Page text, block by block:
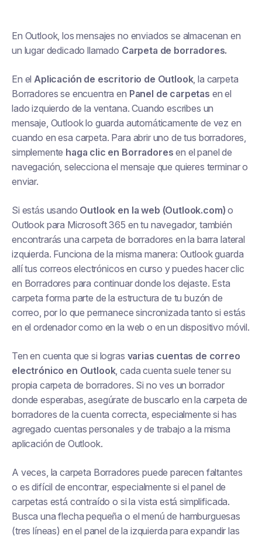
En Outlook, los mensajes no enviados se almacenan en
un lugar dedicado llamado Carpeta de borradores.
En elAplicación de escritorio de Outlook, la carpeta
Borradores se encuentra en Panel de carpetas en el
lado izquierdo de la ventana. Cuando escribes un
mensaje, Outlook lo guarda automáticamente de vez en
cuando en esa carpeta. Para abrir uno de tus borradores,
simplemente haga clic en Borradores en el panel de
navegación, selecciona el mensaje que quieres terminar o
enviar.
Si estás usando Outlook en la web (Outlook.com) o
Outlook para Microsoft 365 en tu navegador, también
encontrarás una carpeta de borradores en la barra lateral
izquierda. Funciona de la misma manera: Outlook guarda
allí tus correos electrónicos en curso y puedes hacer clic
en Borradores para continuar donde los dejaste. Esta
carpeta forma parte de la estructura de tu buzón de
correo, por lo que permanece sincronizada tanto si estás
en el ordenador como en la web o en un dispositivo móvil.
Ten en cuenta que si logras varias cuentas de correo
electrónico en Outlook, cada cuenta suele tener su
propia carpeta de borradores. Si no ves un borrador
donde esperabas, asegúrate de buscarlo en la carpeta de
borradores de la cuenta correcta, especialmente si has
agregado cuentas personales y de trabajo a la misma
aplicación de Outlook.
A veces, la carpeta Borradores puedeparecen faltantes
o es difícil de encontrar, especialmente si el panel de
carpetas está contraído o si la vista está simplificada.
Busca una flecha pequeña o el menú de hamburguesas
(tres líneas) en el panel de la izquierda para expandir las